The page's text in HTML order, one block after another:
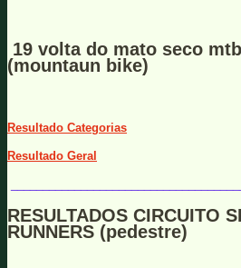
19 volta do mato seco
(mountaun bike)
Resultado Categorias
Resultado Geral
RESULTADOS CIRCUITO
RUNNERS (pedestre)